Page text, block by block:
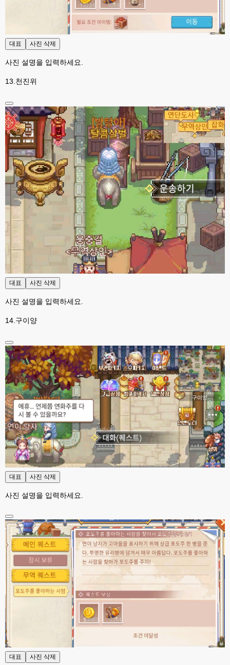
대표 사진 삭제
사진 설명을 입력하세요.
13.천진위
대표 사진 삭제
사진 설명을 입력하세요.
14.구이양
대표 사진 삭제
사진 설명을 입력하세요.
대표 사진 삭제
00:06
이쪽 사이트는 웹호스팅 php5.5버전쪽 ,,
라이믹스나 xe1이나 똑같은거같은데용 ㅎ-ㅎ;;; 중요한 데이트가있으면 옴기
아 ~~~
esils 00:06
다른쪽에는 php8.4호스팅.
esils 00:07
라이믹스가 가볍긴한데 기능이라던지 좀 빠진부분도많고 안되는부분도많고
해서
고게임77 00:07
맞아요...
고게임77 00:07
esils 00:08
비슷은한데 또 불편한부분도 많더라구요
고게임77
xe도 그래도 계속 비공식 패치 간혹 올라오긴 하던데요 아직까지
esils
xe3 같은경우엔 또 xe1하고 틀려서 적응안되서 갔다버린 하핫 ;;
고게임77 00:10
ㅋㅋㅋ 다 똑같은거같네여. 저도 xe3 가따가 하루만에 다시왔었는데
esils 00:11
그러다가 xe1 8버전으로 만들다가
esils 00:11
문뜩 라이믹스가있는데 내가왜 뻘짓중이지 하면서 집어치운 ..;
고게임77 00:12
예전에 xe다운 홈페이지에 php8 버전 공유 하신분은 아니시죠 ㅎㅎㅎ?
고게임77
8버전 공유하시는 분이 계셨는데
고게임77 00:13
솔찍히 아직도 라이믹스보다 xe가 정이 더가긴합니다 ㅠ
00:13
솔직히 적응이 xe1이다보니깐 라이믹스는 비슷하면서 틀리니 적응이 안되요
ㅋ
esils 00:14
그렇다고 코어랑 모듈 전부 마개조해버릴려니 난중 또 공식버전 올라오면 답
고게임77